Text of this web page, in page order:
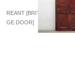
REANT [BRITISH VINTA
GE DOOR]